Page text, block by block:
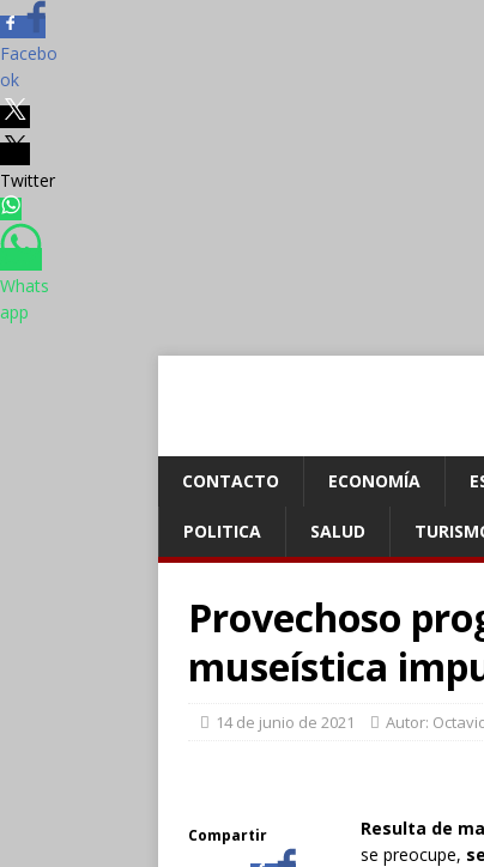
Facebo
ok
Twitter
Whats
app
CONTACTO ECONOMÍA
POLITICA SALUD
Provechoso
museística
14 de junio de 2021 Autor:
Compartir Resulta de
se preocupe,